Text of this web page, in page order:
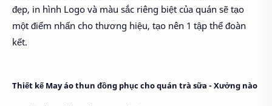
đẹp, in hình Logo và màu sắc riêng biệt của quán sẽ tạo
một điểm nhấn cho thương hiệu, tạo nên 1 tập thể đoàn
kết.
Thiết kế May áo thun đồng phục cho quán trà sữa - Xưởng nào